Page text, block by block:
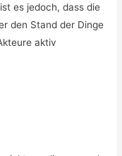
es jedoch, dass die
den Stand der Dinge
aktiv